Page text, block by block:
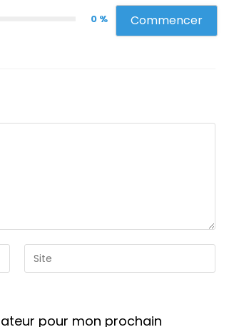
0 % Commencer
Saisir
l’URL
sitepour mon prochain